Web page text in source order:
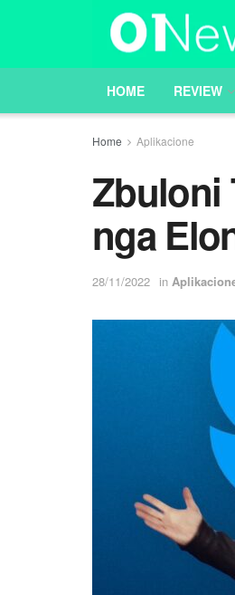
HOME REVIEW
Home Aplikacione
Zbuloni
nga
28/11/2022 in